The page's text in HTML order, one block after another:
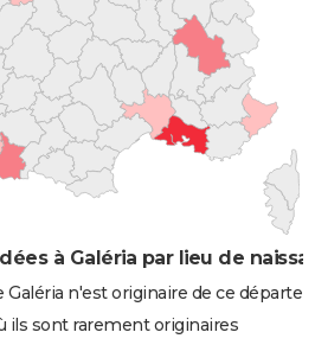
à Galéria par lieu de
Galéria n'est originaire de ce
ils sont rarement originaires